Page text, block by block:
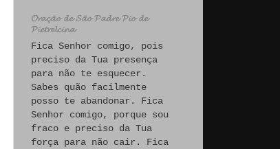
𝓞𝓻𝓪𝓬̧𝓪̃𝓸 𝓭𝓮 𝓢𝓪̃𝓸 𝓟𝓪𝓭𝓻𝓮 𝓟𝓲𝓸 𝓭𝓮
𝓟𝓲𝓮𝓽𝓻𝓮𝓵𝓬𝓲𝓷𝓪
Fica Senhor comigo, pois
preciso da Tua presença
para não te esquecer.
Sabes quão facilmente
posso te abandonar. Fica
Senhor comigo, porque sou
fraco e preciso da Tua
força para não cair. Fica